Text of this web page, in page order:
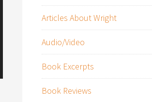
Articles About Wright
Audio/Video
Book Excerpts
Book Reviews